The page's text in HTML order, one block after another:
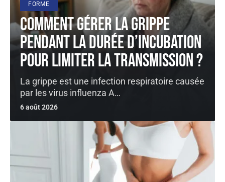
FORME
Comment gérer la grippe
pendant la durée d’incubation
pour limiter la transmission ?
La grippe est une infection respiratoire causée
par les virus influenza A…
6 août 2026